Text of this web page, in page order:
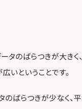
タのばらつきが大き
いということです。
のばらつきが少なく、